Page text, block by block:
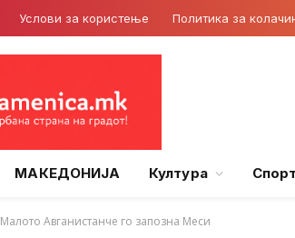
Услови за користење Политика за
МАКЕДОНИЈА Култура Спорт
Малото Авганистанче го запозна Меси